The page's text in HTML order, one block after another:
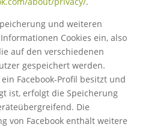
und weiteren
Cookies ein, also
auf den verschiedenen
gespeichert werden.
Facebook-Profil besitzt und
ist, erfolgt die Speicherung
Die
von Facebook enthält weitere